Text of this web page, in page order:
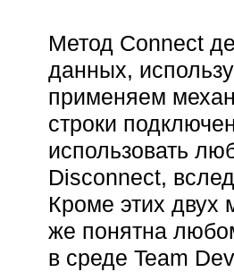
Метод Connect
данных,
применяем
строки
использовать
Disconnect,
Кроме этих двух
же понятна
в среде Team